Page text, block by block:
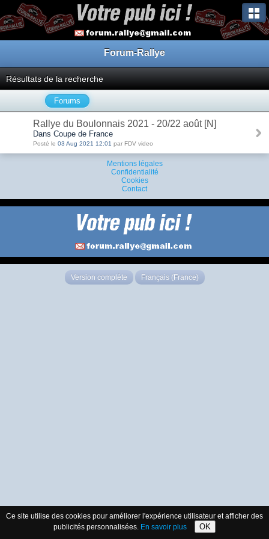
Forum-Rallye
Résultats de la recherche
Forums
Rallye du Boulonnais 2021 - 20/22 août [N]
Dans Coupe de France
Posté le 03 Aug 2021 12:01 par FDV video
Mentions légales
Confidentialité
Cookies
Contact
Version complète Français (France)
Ce site utilise des cookies pour améliorer l'expérience utilisateur et afficher des
publicités personnalisées. En savoir plus OK